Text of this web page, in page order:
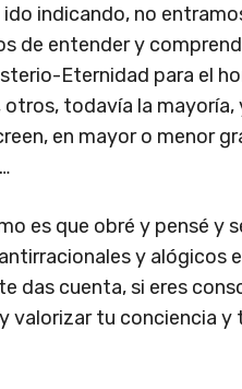
indicando, no
de entender y
Eternidad para el
todavía la mayoría,
en mayor o menor
es que obré y pensé y
y alógicos
das cuenta, si eres
valorizar tu conciencia y